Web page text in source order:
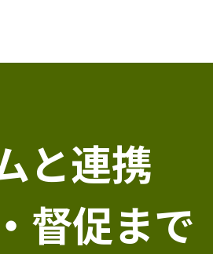
と連携
督促まで